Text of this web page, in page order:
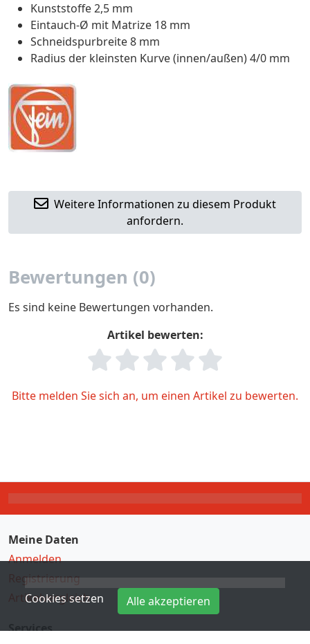
Kunststoffe 2,5 mm
Eintauch-Ø mit Matrize 18 mm
Schneidspurbreite 8 mm
Radius der kleinsten Kurve (innen/außen) 4/0 mm
Weitere Informationen zu diesem Produkt
anfordern.
Bewertungen (0)
Es sind keine Bewertungen vorhanden.
Artikel bewerten:
Bitte melden Sie sich an, um einen Artikel zu bewerten.
Meine Daten
Anmelden
Registrierung
Artikelvergleich
Services
Cookies setzen Alle akzeptieren